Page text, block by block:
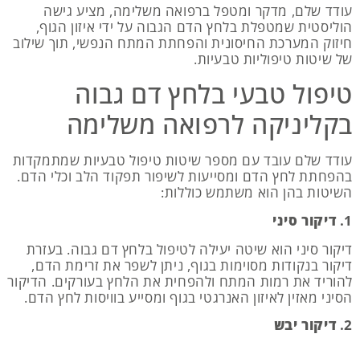
עודד שלם, מדקר ומטפל ברפואה משלימה, מציע גישה
הוליסטית שמטפלת בלחץ הדם הגבוה על ידי איזון הגוף,
חיזוק המערכת החיסונית והפחתת המתח הנפשי, תוך שילוב
של שיטות טיפוליות טבעיות.
טיפול טבעי בלחץ דם גבוה
בקליניקה לרפואה משלימה
עודד שלם עובד עם מספר שיטות טיפול טבעיות שמתמקדות
בהפחתת לחץ הדם ומסייעות לשיפור תפקוד הלב וכלי הדם.
השיטות בהן הוא משתמש כוללות:
1. דיקור סיני
דיקור סיני הוא שיטה יעילה לטיפול בלחץ דם גבוה. בעזרת
דיקור בנקודות מסוימות בגוף, ניתן לשפר את זרימת הדם,
להוריד את רמות המתח ולהפחית את הלחץ בעורקים. הדיקור
הסיני מאזין לאיזון האנרגטי בגוף ומסייע בוויסות לחץ הדם.
2. דיקור יבש